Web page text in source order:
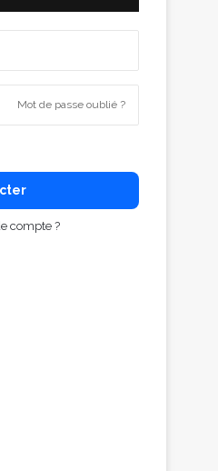
Mot de passe oublié ?
compte ?